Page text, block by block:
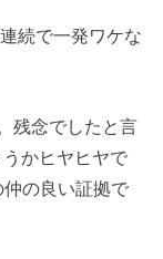
続で一発ワケな
残念でしたと言
かヒヤヒヤで
の良い証拠で